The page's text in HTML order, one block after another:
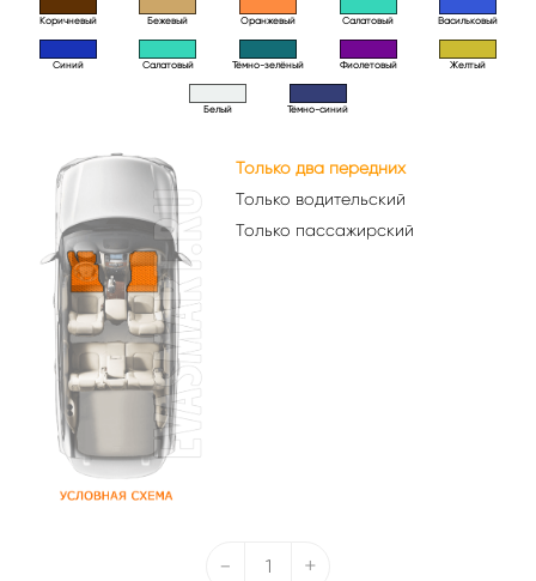
Коричневый Бежевый Оранжевый Салатовый Васильковый
Синий Салатовый Тёмно-зелёный Фиолетовый Желтый
Белый Тёмно-синий
Только два передних
Только водительский
Только пассажирский
- +